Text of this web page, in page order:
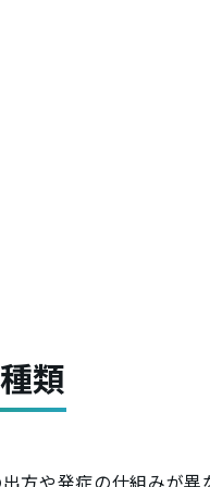
類
方や発症の仕組みが異